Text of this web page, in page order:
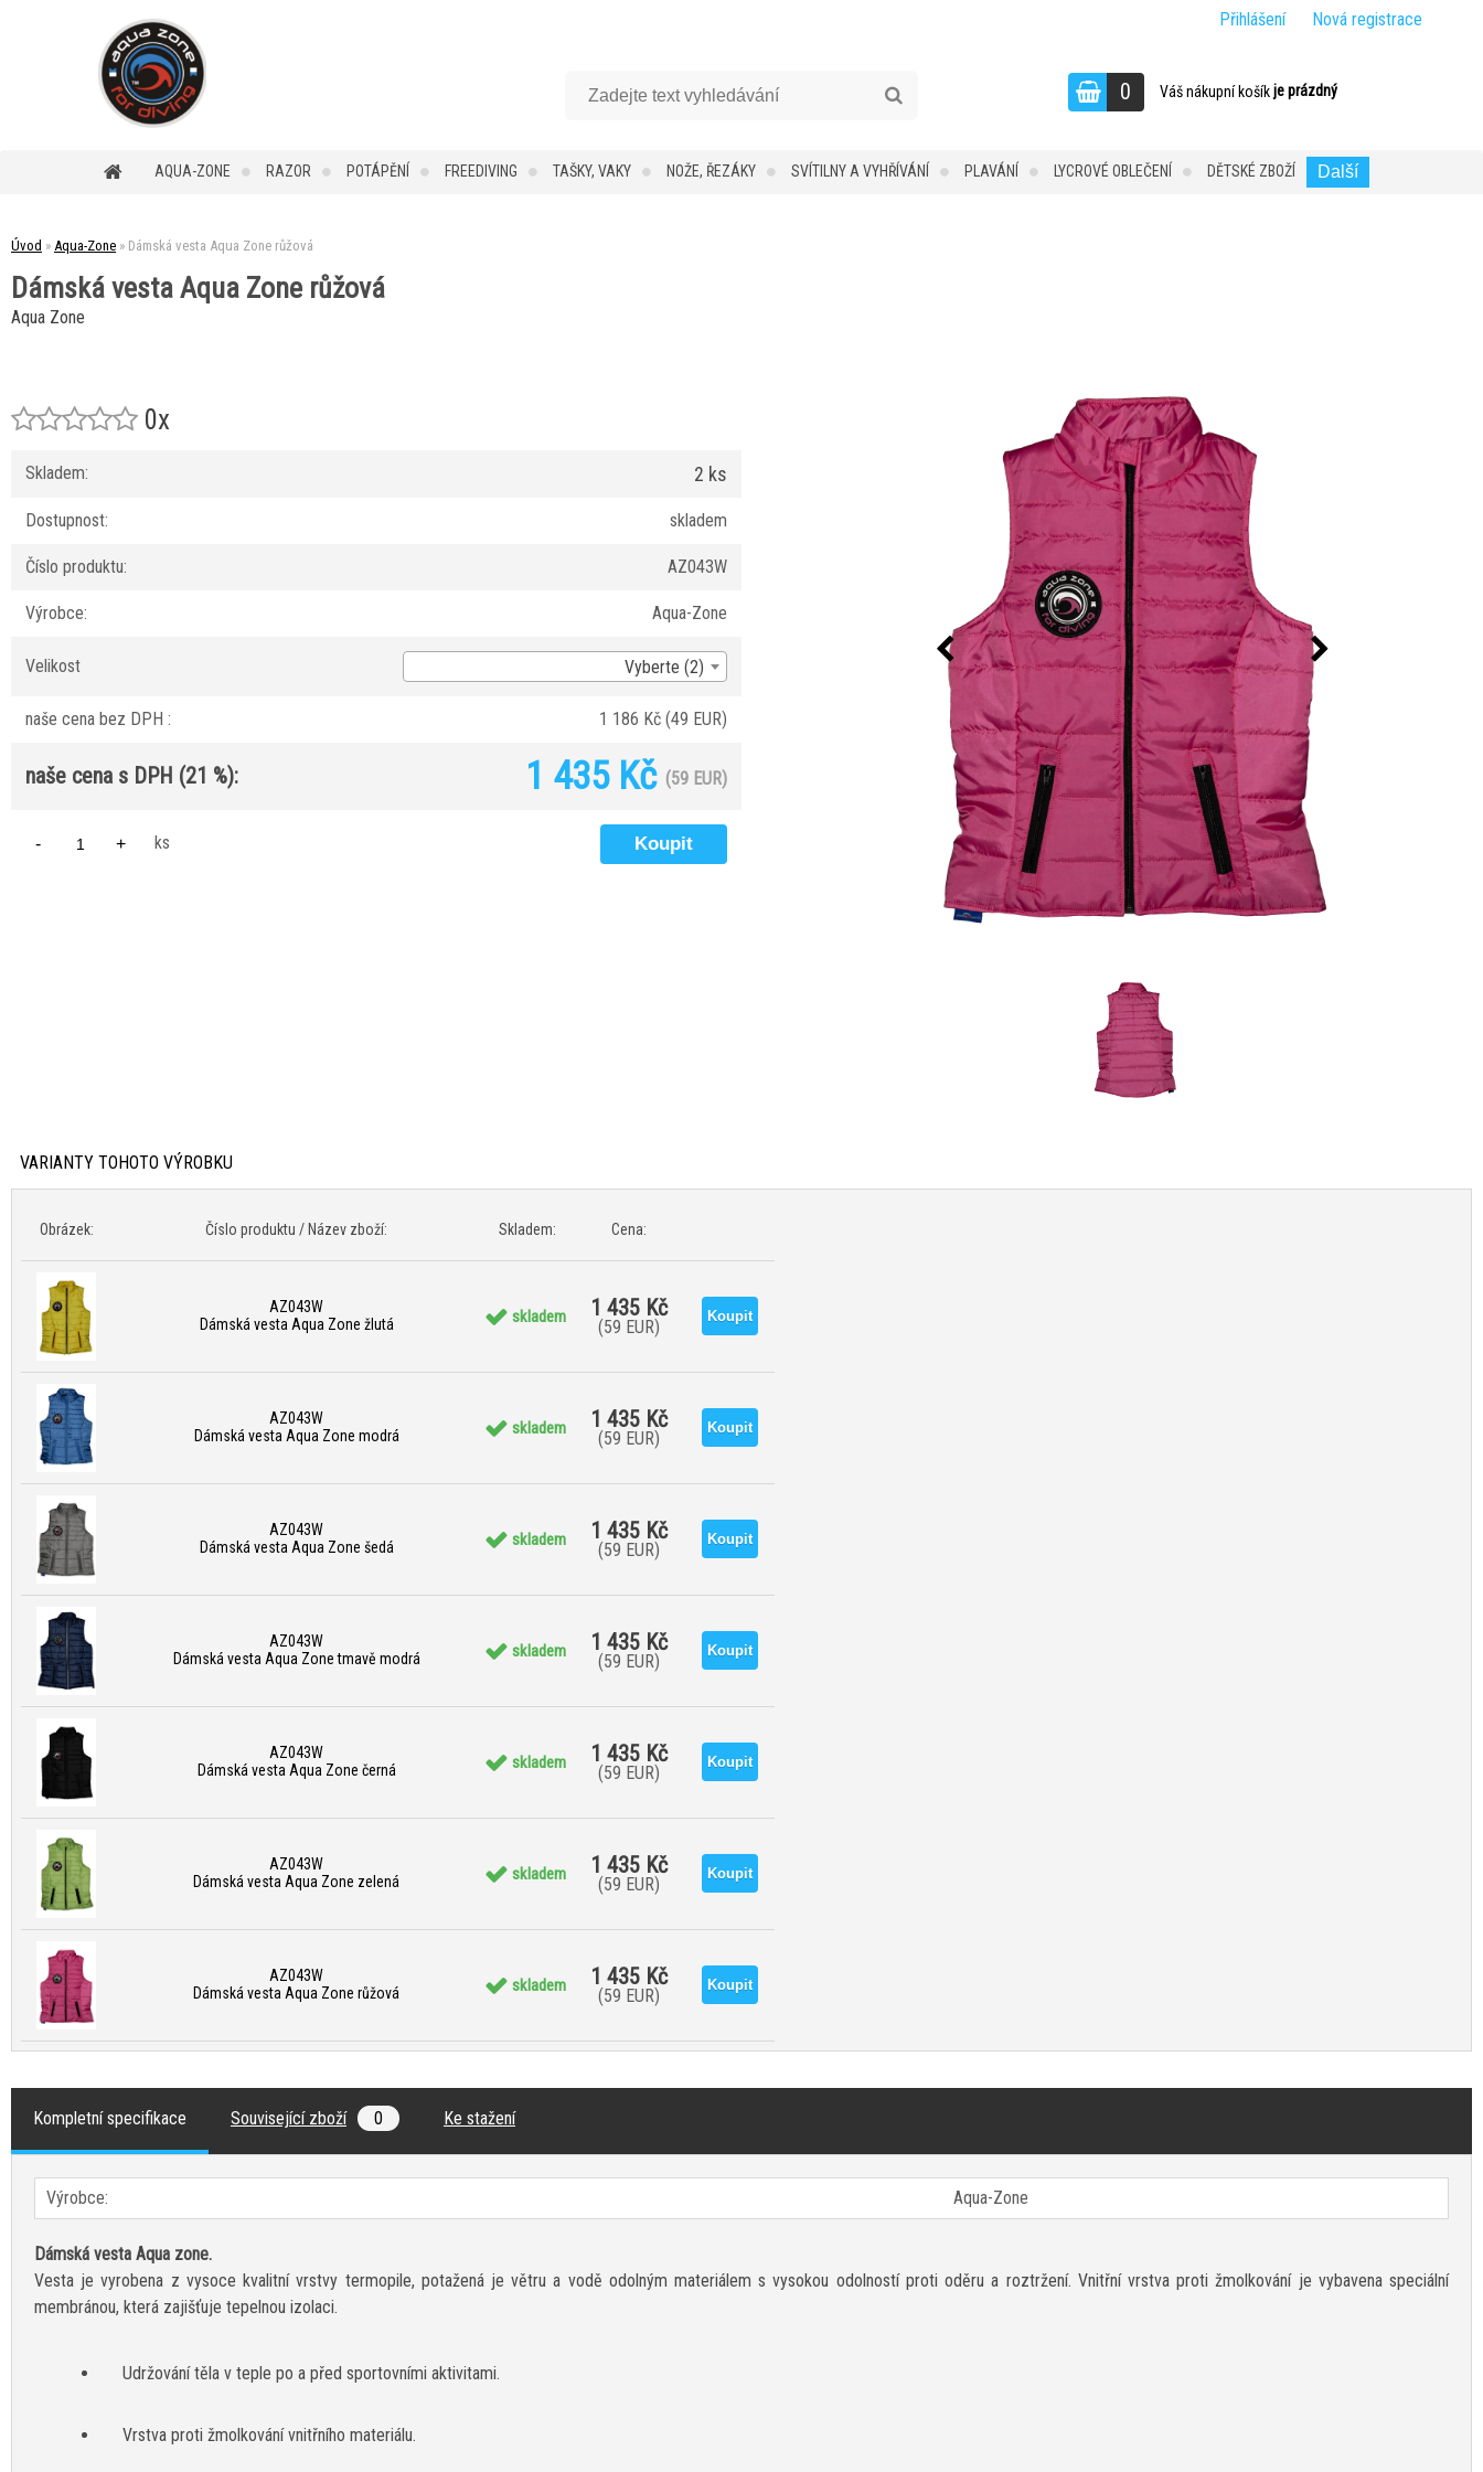
Přihlášení Nová registrace
0 Váš nákupní košíkje prázdný
AQUA-ZONE RAZOR POTÁPĚNÍ FREEDIVING TAŠKY, VAKY NOŽE, ŘEZÁKY SVÍTILNY A VYHŘÍVÁNÍ PLAVÁNÍ LYCROVÉ OBLEČENÍ DĚTSKÉ ZBOŽÍ Další
Úvod » Aqua-Zone » Dámská vesta Aqua Zone růžová
Dámská vesta Aqua Zone růžová
Aqua Zone
0x
Skladem: 2 ks
Dostupnost: skladem
Číslo produktu: AZ043W
Výrobce: Aqua-Zone
Velikost Vyberte (2)
naše cena bez DPH : 1 186 Kč (49 EUR)
naše cena s DPH (21 %): 1 435 Kč (59 EUR)
- + ks
VARIANTY TOHOTO VÝROBKU
Obrázek: Číslo produktu / Název zboží: Skladem: Cena:
AZ043W
Dámská vesta Aqua Zone žlutá
skladem 1 435 Kč
(59 EUR)
AZ043W
Dámská vesta Aqua Zone modrá
skladem 1 435 Kč
(59 EUR)
AZ043W
Dámská vesta Aqua Zone šedá
skladem 1 435 Kč
(59 EUR)
AZ043W
Dámská vesta Aqua Zone tmavě modrá
skladem 1 435 Kč
(59 EUR)
AZ043W
Dámská vesta Aqua Zone černá
skladem 1 435 Kč
(59 EUR)
AZ043W
Dámská vesta Aqua Zone zelená
skladem 1 435 Kč
(59 EUR)
AZ043W
Dámská vesta Aqua Zone růžová
skladem 1 435 Kč
(59 EUR)
Kompletní specifikace Související zboží 0 Ke stažení
Výrobce: Aqua-Zone
Dámská vesta Aqua zone.
Vesta je vyrobena z vysoce kvalitní vrstvy termopile, potažená je větru a vodě odolným materiálem s vysokou odolností proti oděru a roztržení. Vnitřní vrstva proti žmolkování je vybavena speciální
membránou, která zajišťuje tepelnou izolaci.
Udržování těla v teple po a před sportovními aktivitami.
Vrstva proti žmolkování vnitřního materiálu.